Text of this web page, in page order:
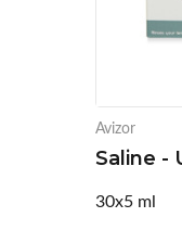
Avizor
Saline -
30x5 ml